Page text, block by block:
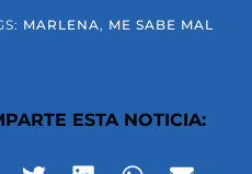
MARLENA, ME SABE MAL
ESTA NOTICIA: